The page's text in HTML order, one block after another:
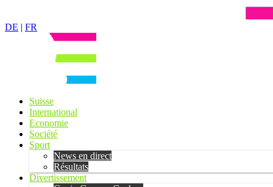
DE | FR
Suisse
International
Economie
Société
Sport
News en direct
Résultats
Divertissement